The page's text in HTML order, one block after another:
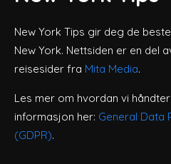
New York Tips gir deg de
New York. Nettsiden er en del
reisesider fra Mita Media.
Les mer om hvordan vi
informasjon her: General Data
(GDPR).